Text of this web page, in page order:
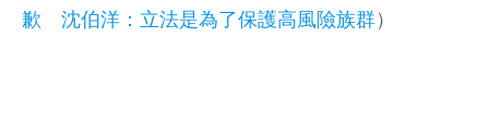
歉 沈伯洋：立法是為了保護高風險族群）